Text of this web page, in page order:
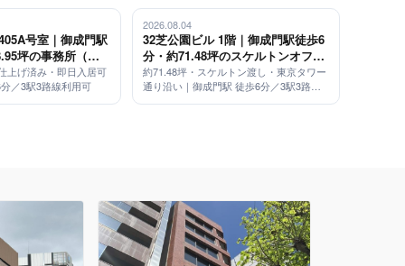
号室｜御成門駅
坪の事務所（内
即日入居可）
上げ済み・即日入居可
／3駅3路線利用可
2026.08.04
32芝公園ビル 1階｜御成門駅徒歩6
分・約71.48坪のスケルトンオフィ
ス（東京タワー通り沿い）
約71.48坪・スケルトン渡し・東京タワー
通り沿い｜御成門駅 徒歩6分／3駅3路線